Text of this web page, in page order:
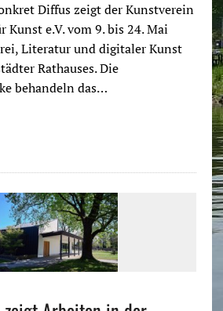
Diffus zeigt der Kunstverein
e.V. vom 9. bis 24. Mai
Literatur und digitaler Kunst
Rathauses. Die
behandeln das…